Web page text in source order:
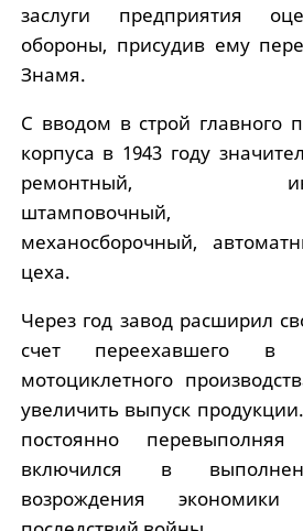
заслуги предприятия
обороны, присудив ему
Знамя.
С вводом в строй главного
корпуса в 1943 году
ремонтный,
штамповочный,
механосборочный,
цеха.
Через год завод расширил
счет переехавшего в
мотоциклетного
увеличить выпуск
постоянно
включился в
возрождения